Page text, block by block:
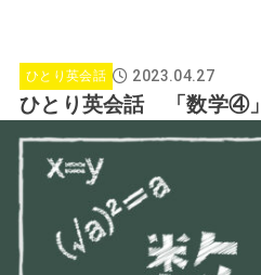
ひとり英会話 2023.04.27
ひとり英会話 「数学④」